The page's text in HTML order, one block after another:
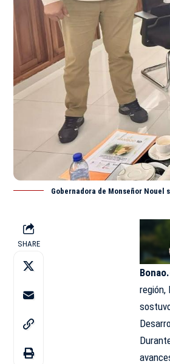
Gobernadora de Monseñor Nouel
SHARE
región,